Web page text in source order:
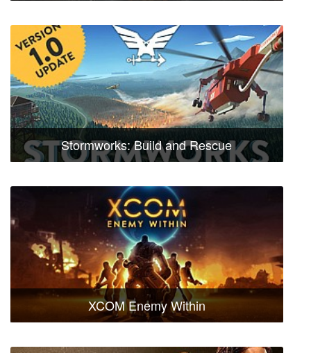
Stormworks: Build and Rescue
XCOM Enemy Within